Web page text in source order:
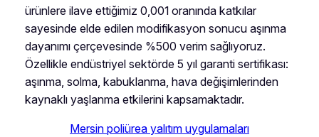
ürünlere ilave ettiğimiz 0,001 oranında katkılar
sayesinde elde edilen modifikasyon sonucu aşınma
dayanımı çerçevesinde %500 verim sağlıyoruz.
Özellikle endüstriyel sektörde 5 yıl garanti sertifikası:
aşınma, solma, kabuklanma, hava değişimlerinden
kaynaklı yaşlanma etkilerini kapsamaktadır.
Mersin poliürea yalıtım uygulamaları